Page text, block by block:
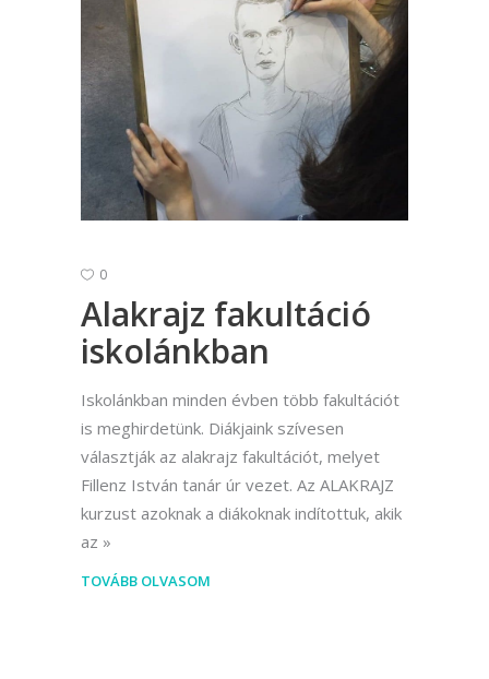
0
Alakrajz fakultáció
iskolánkban
Iskolánkban minden évben több fakultációt
is meghirdetünk. Diákjaink szívesen
választják az alakrajz fakultációt, melyet
Fillenz István tanár úr vezet. Az ALAKRAJZ
kurzust azoknak a diákoknak indítottuk, akik
az
TOVÁBB OLVASOM